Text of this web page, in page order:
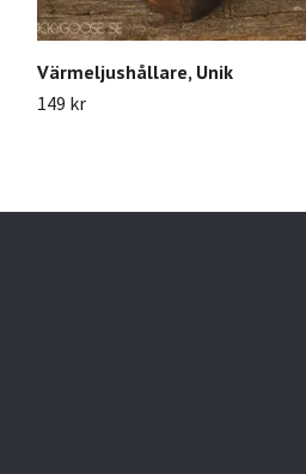
Värmeljushållare, Unik
149 kr